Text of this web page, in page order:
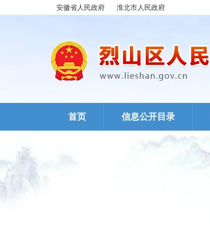
安徽省人民政府 淮北市人民政府
首页 信息公开目录